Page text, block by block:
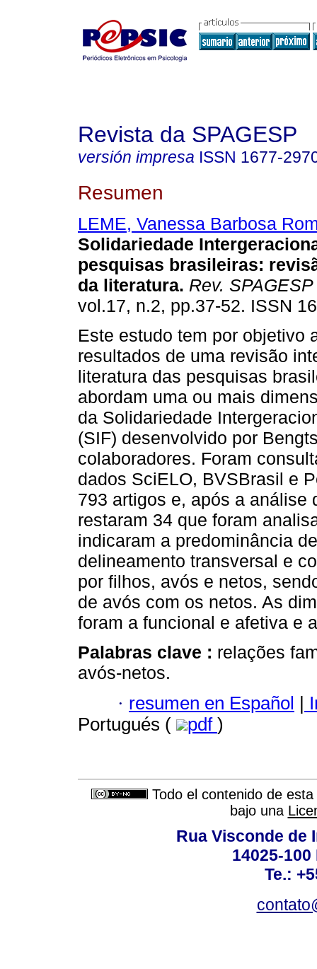
Revista da SPAGESP
versión impresa ISSN 1677-
Resumen
LEME, Vanessa Barbosa
Solidariedade
pesquisas brasileiras:
da literatura. Rev. SPAGESP
vol.17, n.2, pp.37-52. ISSN
Este estudo tem por objetivo
resultados de uma revisão
literatura das pesquisas
abordam uma ou mais
da Solidariedade
(SIF) desenvolvido por
colaboradores. Foram
dados SciELO, BVSBrasil e
793 artigos e, após a
restaram 34 que foram
indicaram a predominância
delineamento transversal e
por filhos, avós e netos,
de avós com os netos. As
foram a funcional e afetiva e
Palabras clave : relações
avós-netos.
· resumen en Español |
Portugués (
pdf )
Todo el contenido de
bajo una
Rua Visconde de
14025-
Te.: